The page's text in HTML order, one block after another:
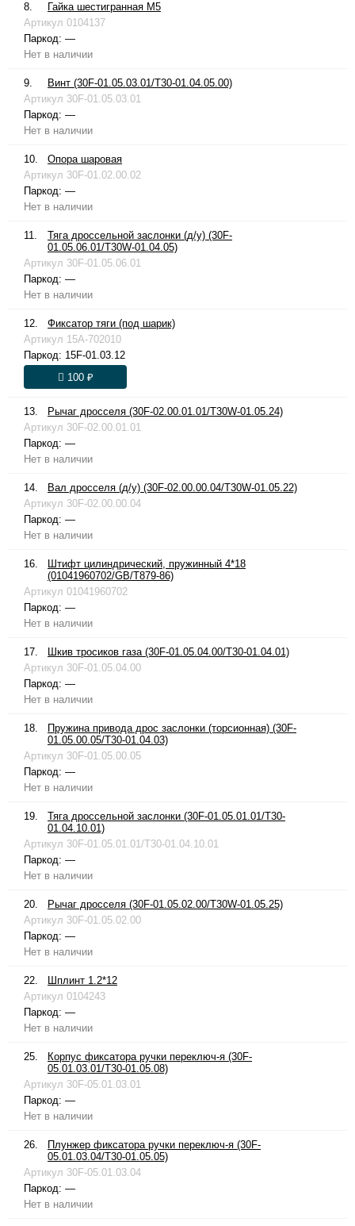
8.
Гайка шестигранная М5
Артикул 0104137
Паркод: —
Нет в наличии
9.
Винт (30F-01.05.03.01/T30-01.04.05.00)
Артикул 30F-01.05.03.01
Паркод: —
Нет в наличии
10.
Опора шаровая
Артикул 30F-01.02.00.02
Паркод: —
Нет в наличии
11.
Тяга дроссельной заслонки (д/у) (30F-
01.05.06.01/T30W-01.04.05)
Артикул 30F-01.05.06.01
Паркод: —
Нет в наличии
12.
Фиксатор тяги (под шарик)
Артикул 15A-702010
Паркод: 15F-01.03.12
100 ₽
13.
Рычаг дросселя (30F-02.00.01.01/T30W-01.05.24)
Артикул 30F-02.00.01.01
Паркод: —
Нет в наличии
14.
Вал дросселя (д/у) (30F-02.00.00.04/T30W-01.05.22)
Артикул 30F-02.00.00.04
Паркод: —
Нет в наличии
16.
Штифт цилиндрический, пружинный 4*18
(01041960702/GB/T879-86)
Артикул 01041960702
Паркод: —
Нет в наличии
17.
Шкив тросиков газа (30F-01.05.04.00/T30-01.04.01)
Артикул 30F-01.05.04.00
Паркод: —
Нет в наличии
18.
Пружина привода дрос заслонки (торсионная) (30F-
01.05.00.05/T30-01.04.03)
Артикул 30F-01.05.00.05
Паркод: —
Нет в наличии
19.
Тяга дроссельной заслонки (30F-01.05.01.01/T30-
01.04.10.01)
Артикул 30F-01.05.01.01/T30-01.04.10.01
Паркод: —
Нет в наличии
20.
Рычаг дросселя (30F-01.05.02.00/T30W-01.05.25)
Артикул 30F-01.05.02.00
Паркод: —
Нет в наличии
22.
Шплинт 1.2*12
Артикул 0104243
Паркод: —
Нет в наличии
25.
Корпус фиксатора ручки переключ-я (30F-
05.01.03.01/T30-01.05.08)
Артикул 30F-05.01.03.01
Паркод: —
Нет в наличии
26.
Плунжер фиксатора ручки переключ-я (30F-
05.01.03.04/T30-01.05.05)
Артикул 30F-05.01.03.04
Паркод: —
Нет в наличии